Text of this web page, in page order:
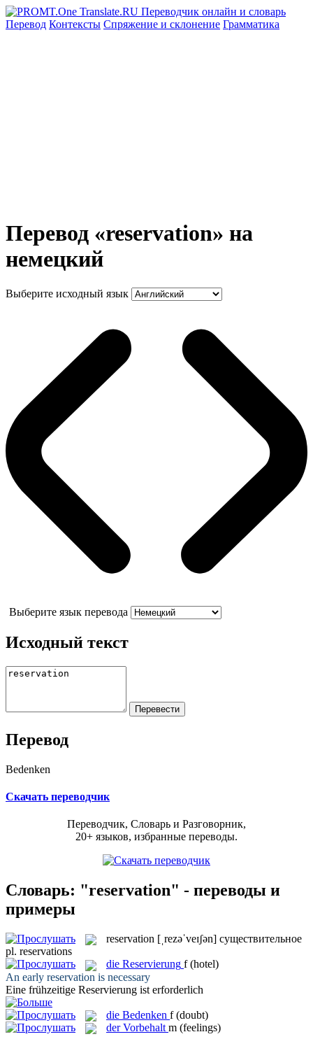
Перевод Контексты Спряжение и склонение Грамматика
Перевод «reservation» на
немецкий
Выберите исходный язык
Выберите язык перевода
Исходный текст
Перевод
Bedenken
Скачать переводчик
Переводчик, Словарь и Разговорник,
20+ языков, избранные переводы.
Словарь: "reservation" - переводы и
примеры
reservation [ˌrezəˈveɪʃən] существительное
pl. reservations
die Reservierung f (hotel)
An early reservation is necessary
Eine frühzeitige Reservierung ist erforderlich
die Bedenken f (doubt)
derVorbehalt m (feelings)